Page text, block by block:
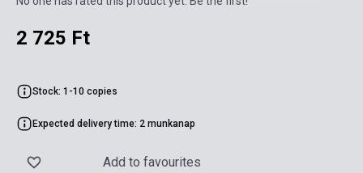
2 725 Ft
Stock: 1-10 copies
Expected delivery time: 2 munkanap
Add to favourites